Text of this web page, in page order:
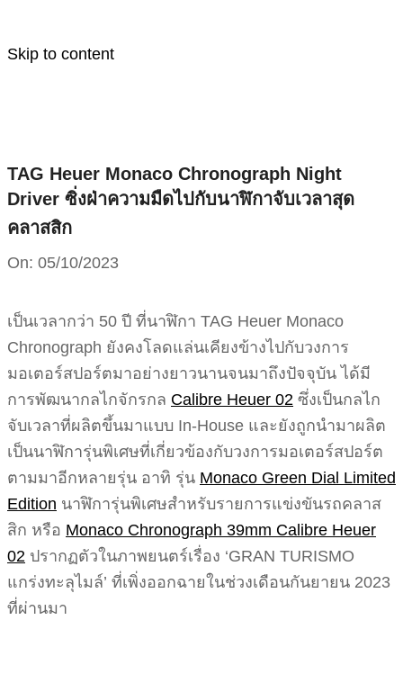
Skip to content
TAG Heuer Monaco Chronograph Night
Driver ซิ่งฝ่าความมืดไปกับนาฬิกาจับเวลาสุด
คลาสสิก
On: 05/10/2023
เป็นเวลากว่า 50 ปี ที่นาฬิกา TAG Heuer Monaco
Chronograph ยังคงโลดแล่นเคียงข้างไปกับวงการ
มอเตอร์สปอร์ตมาอย่างยาวนานจนมาถึงปัจจุบัน ได้มี
การพัฒนากลไกจักรกล Calibre Heuer 02 ซึ่งเป็นกลไก
จับเวลาที่ผลิตขึ้นมาแบบ In-House และยังถูกนำมาผลิต
เป็นนาฬิการุ่นพิเศษที่เกี่ยวข้องกับวงการมอเตอร์สปอร์ต
ตามมาอีกหลายรุ่น อาทิ รุ่น Monaco Green Dial Limited
Edition นาฬิการุ่นพิเศษสำหรับรายการแข่งขันรถคลาส
สิก หรือ Monaco Chronograph 39mm Calibre Heuer
02 ปรากฏตัวในภาพยนตร์เรื่อง ‘GRAN TURISMO
แกร่งทะลุไมล์’ ที่เพิ่งออกฉายในช่วงเดือนกันยายน 2023
ที่ผ่านมา